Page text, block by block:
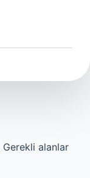
Gerekli alanlar